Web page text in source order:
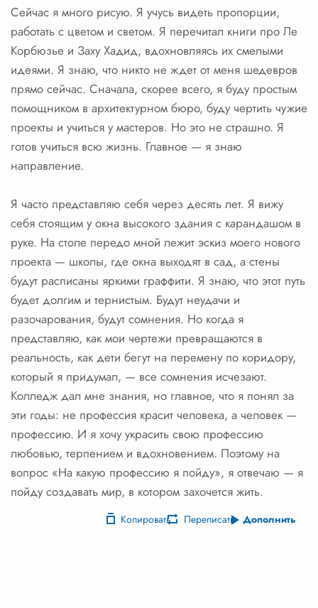
Сейчас я много рисую. Я учусь видеть пропорции,
работать с цветом и светом. Я перечитал книги про Ле
Корбюзье и Заху Хадид, вдохновляясь их смелыми
идеями. Я знаю, что никто не ждет от меня шедевров
прямо сейчас. Сначала, скорее всего, я буду простым
помощником в архитектурном бюро, буду чертить чужие
проекты и учиться у мастеров. Но это не страшно. Я
готов учиться всю жизнь. Главное — я знаю
направление.
Я часто представляю себя через десять лет. Я вижу
себя стоящим у окна высокого здания с карандашом в
руке. На столе передо мной лежит эскиз моего нового
проекта — школы, где окна выходят в сад, а стены
будут расписаны яркими граффити. Я знаю, что этот путь
будет долгим и тернистым. Будут неудачи и
разочарования, будут сомнения. Но когда я
представляю, как мои чертежи превращаются в
реальность, как дети бегут на перемену по коридору,
который я придумал, — все сомнения исчезают.
Колледж дал мне знания, но главное, что я понял за
эти годы: не профессия красит человека, а человек —
профессию. И я хочу украсить свою профессию
любовью, терпением и вдохновением. Поэтому на
вопрос «На какую профессию я пойду», я отвечаю — я
пойду создавать мир, в котором захочется жить.
Копировать Переписать Дополнить